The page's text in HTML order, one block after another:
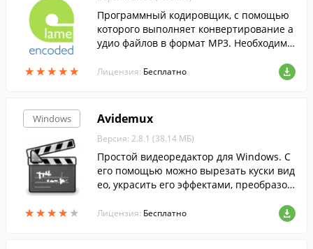
★★★★★
★★★★★
Программный кодировщик, с помощью
которого выполняет конвертирование а
удио файлов в формат MP3. Необходим д
Лицензия: Бесплатно
Windows
★★★★ ★
★★★★ ★
Avidemux
Версия: 2.8.1 (38.14 МБ)
Простой видеоредактор для Windows. С
его помощью можно вырезать куски вид
ео, украсить его эффектами, преобразов
Лицензия: Бесплатно